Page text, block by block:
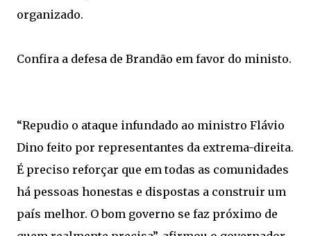
organizado.
Confira a defesa de Brandão em favor do ministo.
“Repudio o ataque infundado ao ministro Flávio
Dino feito por representantes da extrema-direita.
É preciso reforçar que em todas as comunidades
há pessoas honestas e dispostas a construir um
país melhor. O bom governo se faz próximo de